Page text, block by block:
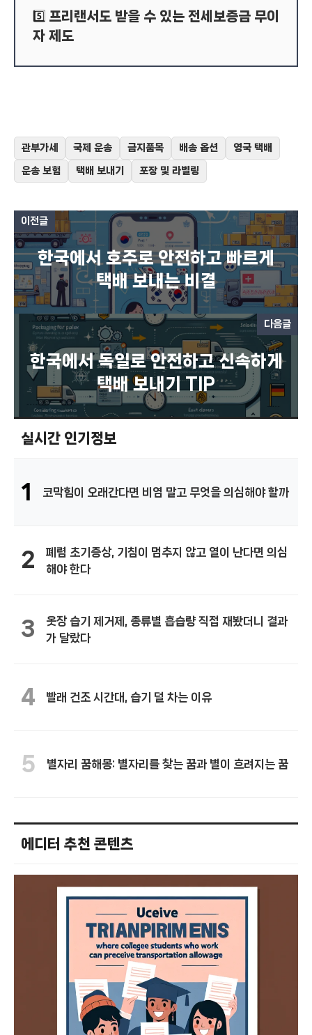
5️⃣ 프리랜서도 받을 수 있는 전세보증금 무이
자 제도
관부가세 국제 운송 금지품목 배송 옵션 영국 택배
운송 보험 택배 보내기 포장 및 라벨링
이전글
한국에서 호주로 안전하고 빠르게
택배 보내는 비결
다음글
한국에서 독일로 안전하고 신속하게
택배 보내기 TIP
실시간 인기정보
1 코막힘이 오래간다면 비염 말고 무엇을 의심해야 할까
2
폐렴 초기증상, 기침이 멈추지 않고 열이 난다면 의심
해야 한다
3
옷장 습기 제거제, 종류별 흡습량 직접 재봤더니 결과
가 달랐다
4 빨래 건조 시간대, 습기 덜 차는 이유
5 별자리 꿈해몽: 별자리를 찾는 꿈과 별이 흐려지는 꿈
에디터 추천 콘텐츠